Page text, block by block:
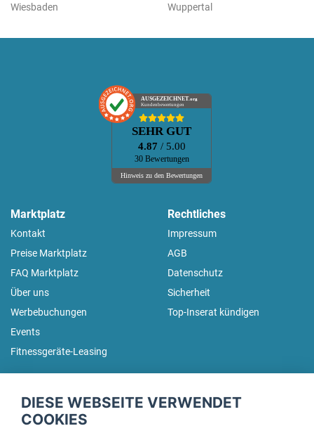
Wiesbaden
Wuppertal
AUSGEZEICHNET.org
Kundenbewertungen
SEHR GUT
4.87 / 5.00
30 Bewertungen
Hinweis zu den Bewertungen
Marktplatz
Kontakt
Preise Marktplatz
FAQ Marktplatz
Über uns
Werbebuchungen
Events
Fitnessgeräte-Leasing
Rechtliches
Impressum
AGB
Datenschutz
Sicherheit
Top-Inserat kündigen
Trage dich hier für unseren Newsletter ein und erhalte regelmäßig
DIESE WEBSEITE VERWENDET
COOKIES